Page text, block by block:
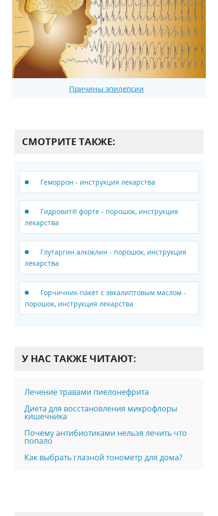
Причины эпилепсии
СМОТРИТЕ ТАКЖЕ:
Геморрон - инструкция лекарства
Гидровит® форте - порошок, инструкция
лекарства
Глутаргин алкоклин - порошок, инструкция
лекарства
Горчичник-пакет с эвкалиптовым маслом -
порошок, инструкция лекарства
У НАС ТАКЖЕ ЧИТАЮТ:
Лечение травами пиeлoнeфpита
Диета для восстановления микрофлоры
кишечника
Почему антибиотиками нельзя лечить что
попало
Как выбрать глазной тонометр для дома?